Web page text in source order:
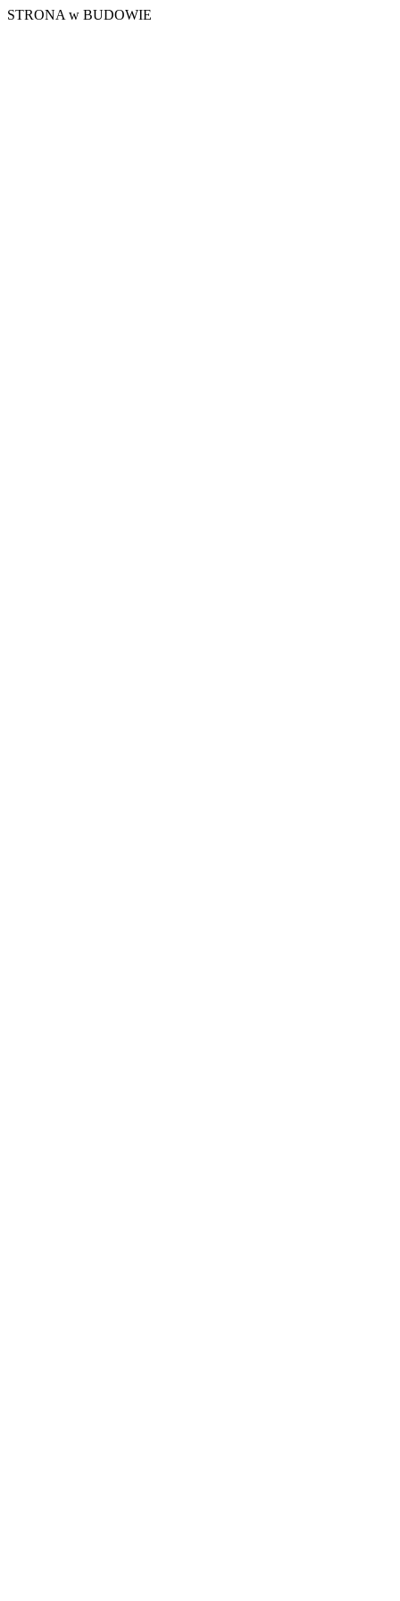
STRONA w BUDOWIE